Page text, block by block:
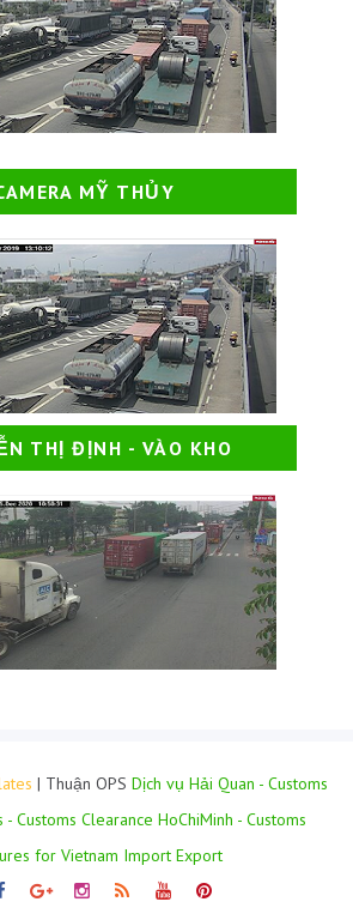
MỸ THỦY
THỊ ĐỊNH - VÀO KHO
| Thuận OPS Dịch vụ Hải Quan - Customs
Customs Clearance HoChiMinh - Customs
for Vietnam Import Export